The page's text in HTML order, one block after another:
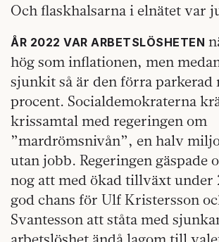
Och flaskhalsarna i elnätet var
ÅR 2022 VAR ARBETSLÖSHETEN
hög som inflationen, men
sjunkit så är den förra parkerad
procent. Socialdemokraterna
krissamtal med regeringen om
”mardrömsnivån”, en halv
utan jobb. Regeringen gäspade
nog att med ökad tillväxt under
god chans för Ulf Kristersson
Svantesson att ståta med